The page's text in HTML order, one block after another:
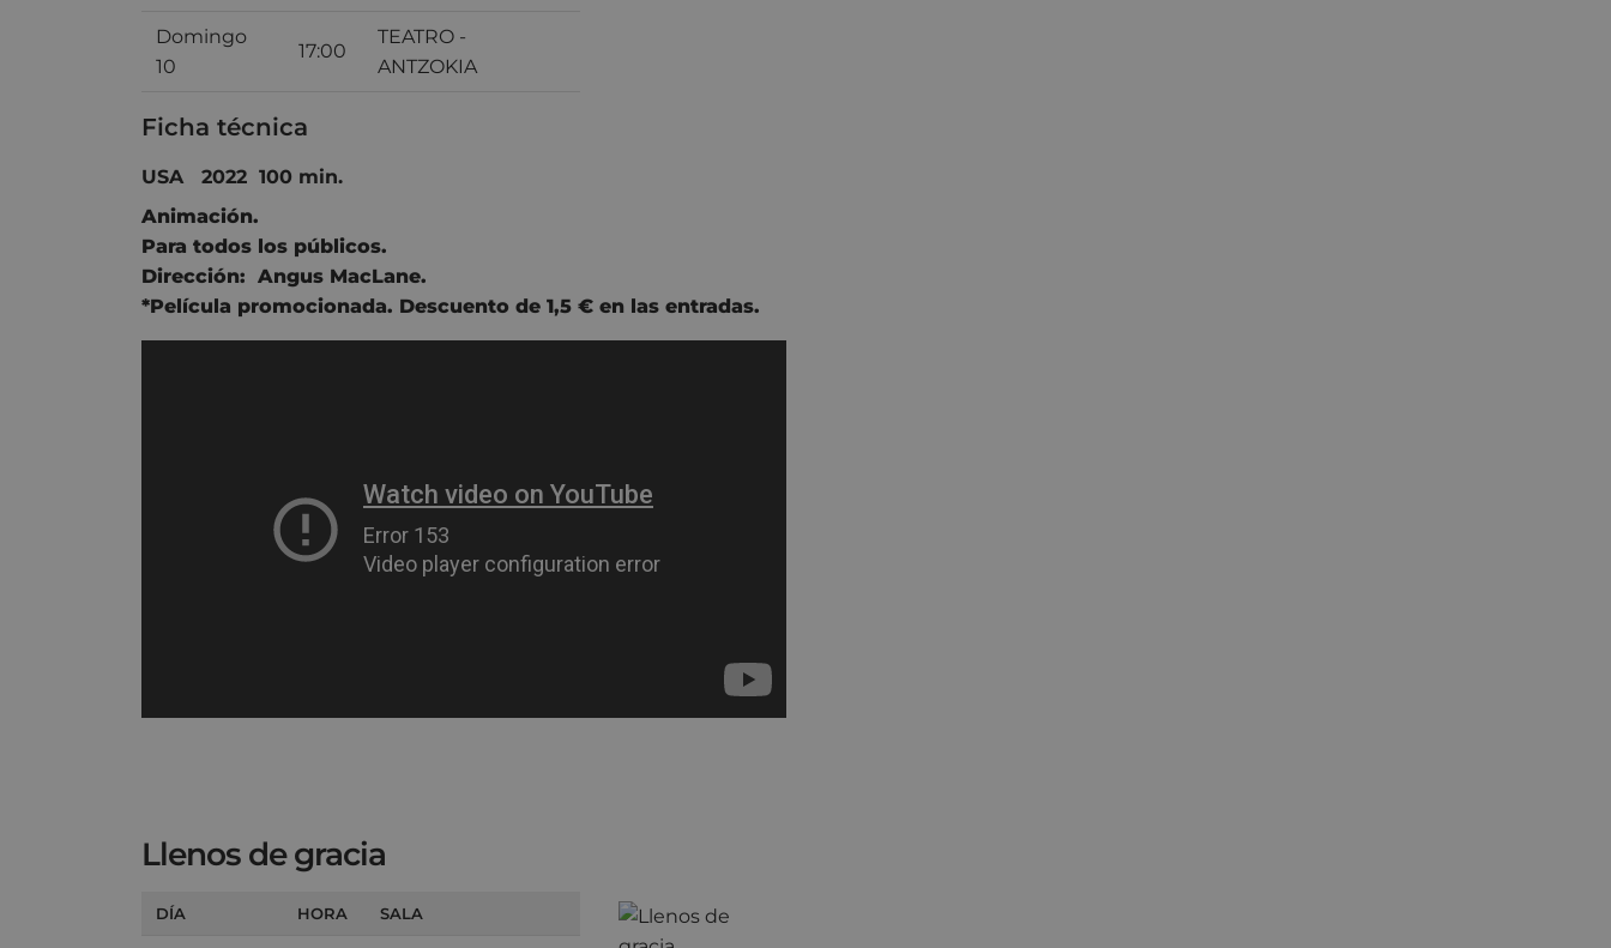
Domingo
10
17:00
TEATRO -
ANTZOKIA
Ficha técnica
USA 2022 100 min.
Animación.
Para todos los públicos.
Dirección: Angus MacLane.
*Película promocionada. Descuento de 1,5 € en las entradas.
Llenos de gracia
DÍA HORA SALA